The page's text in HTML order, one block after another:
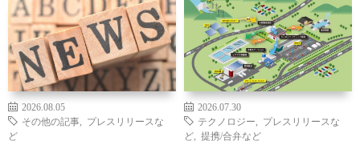
2026.08.05
その他の記事
プレスリリースな
ど
2026.07.30
テクノロジー
プレスリリースな
ど
提携/合弁など